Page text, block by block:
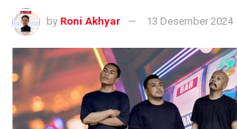
by Roni Akhyar 13 Desember 2024